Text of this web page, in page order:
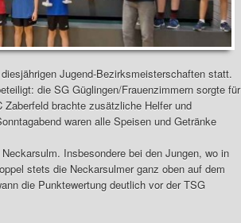
Jugend-Bezirksmeisterschaften statt.
die SG Güglingen/Frauenzimmern sorgte für
Zaberfeld brachte zusätzliche Helfer und
waren alle Speisen und Getränke
Insbesondere bei den Jungen, wo in
stets die Neckarsulmer ganz oben auf dem
die Punktewertung deutlich vor der TSG